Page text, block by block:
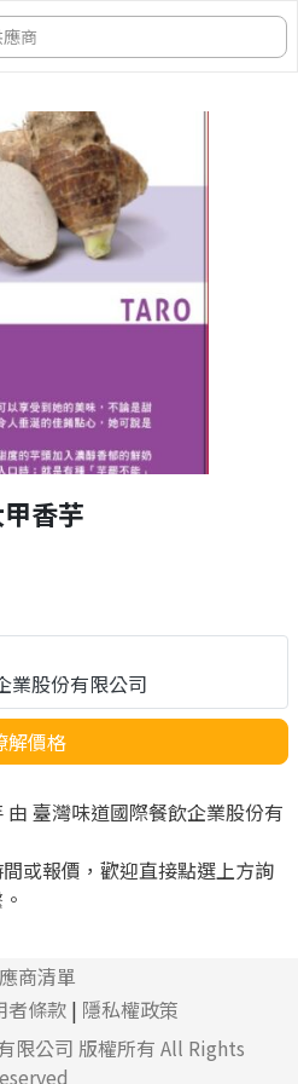
商
香芋
業股份有限公司
解價格
臺灣味道國際餐飲企業股份有
或報價，歡迎直接點選上方詢
商清單
者條款 | 隱私權政策
限公司 版權所有 All Rights